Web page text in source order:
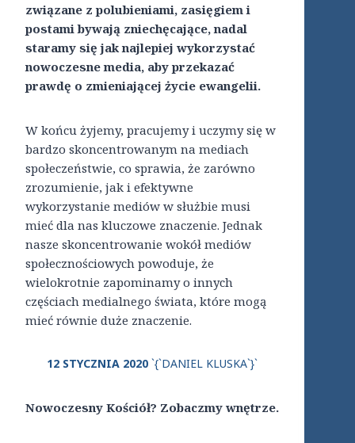
związane z polubieniami, zasięgiem i
postami bywają zniechęcające, nadal
staramy się jak najlepiej wykorzystać
nowoczesne media, aby przekazać
prawdę o zmieniającej życie ewangelii.
W końcu żyjemy, pracujemy i uczymy się w
bardzo skoncentrowanym na mediach
społeczeństwie, co sprawia, że ​​zarówno
zrozumienie, jak i efektywne
wykorzystanie mediów w służbie musi
mieć dla nas kluczowe znaczenie. Jednak
nasze skoncentrowanie wokół mediów
społecznościowych powoduje, że
wielokrotnie zapominamy o innych
częściach medialnego świata, które mogą
mieć równie duże znaczenie.
12 STYCZNIA 2020`{`DANIEL KLUSKA`}`
Nowoczesny Kościół? Zobaczmy wnętrze.